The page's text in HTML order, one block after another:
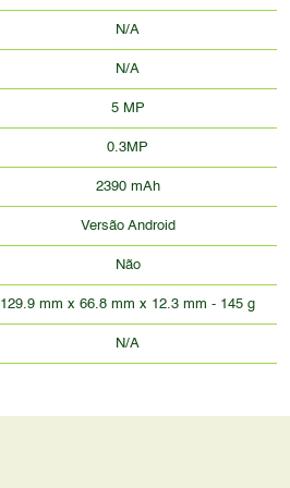
N/A
N/A
5 MP
0.3MP
2390 mAh
Versão Android
Não
129.9 mm x 66.8 mm x 12.3 mm - 145 g
N/A